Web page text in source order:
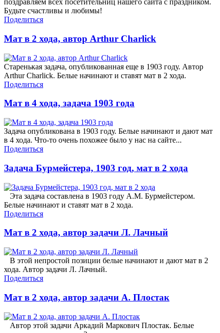
поздравляем всех посетительниц нашего сайта с праздником.
Будьте счастливы и любимы!
Поделиться
Мат в 2 хода, автор Arthur Charlick
Старенькая задача, опубликованная еще в 1903 году. Автор
Arthur Charlick. Белые начинают и ставят мат в 2 хода.
Поделиться
Мат в 4 хода, задача 1903 года
Задача опубликована в 1903 году. Белые начинают и дают мат
в 4 хода. Что-то очень похожее было у нас на сайте...
Поделиться
Задача Бурмейстера, 1903 год, мат в 2 хода
Эта задача составлена в 1903 году А.М. Бурмейстером.
Белые начинают и ставят мат в 2 хода.
Поделиться
Мат в 2 хода, автор задачи Л. Лачный
В этой непростой позиции белые начинают и дают мат в 2
хода. Автор задачи Л. Лачный.
Поделиться
Мат в 2 хода, автор задачи А. Плостак
Автор этой задачи Аркадий Маркович Плостак. Белые